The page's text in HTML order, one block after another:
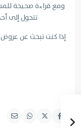
ومع قراءة صحيحة
تتحول إلى
إذا كنت تبحث عن